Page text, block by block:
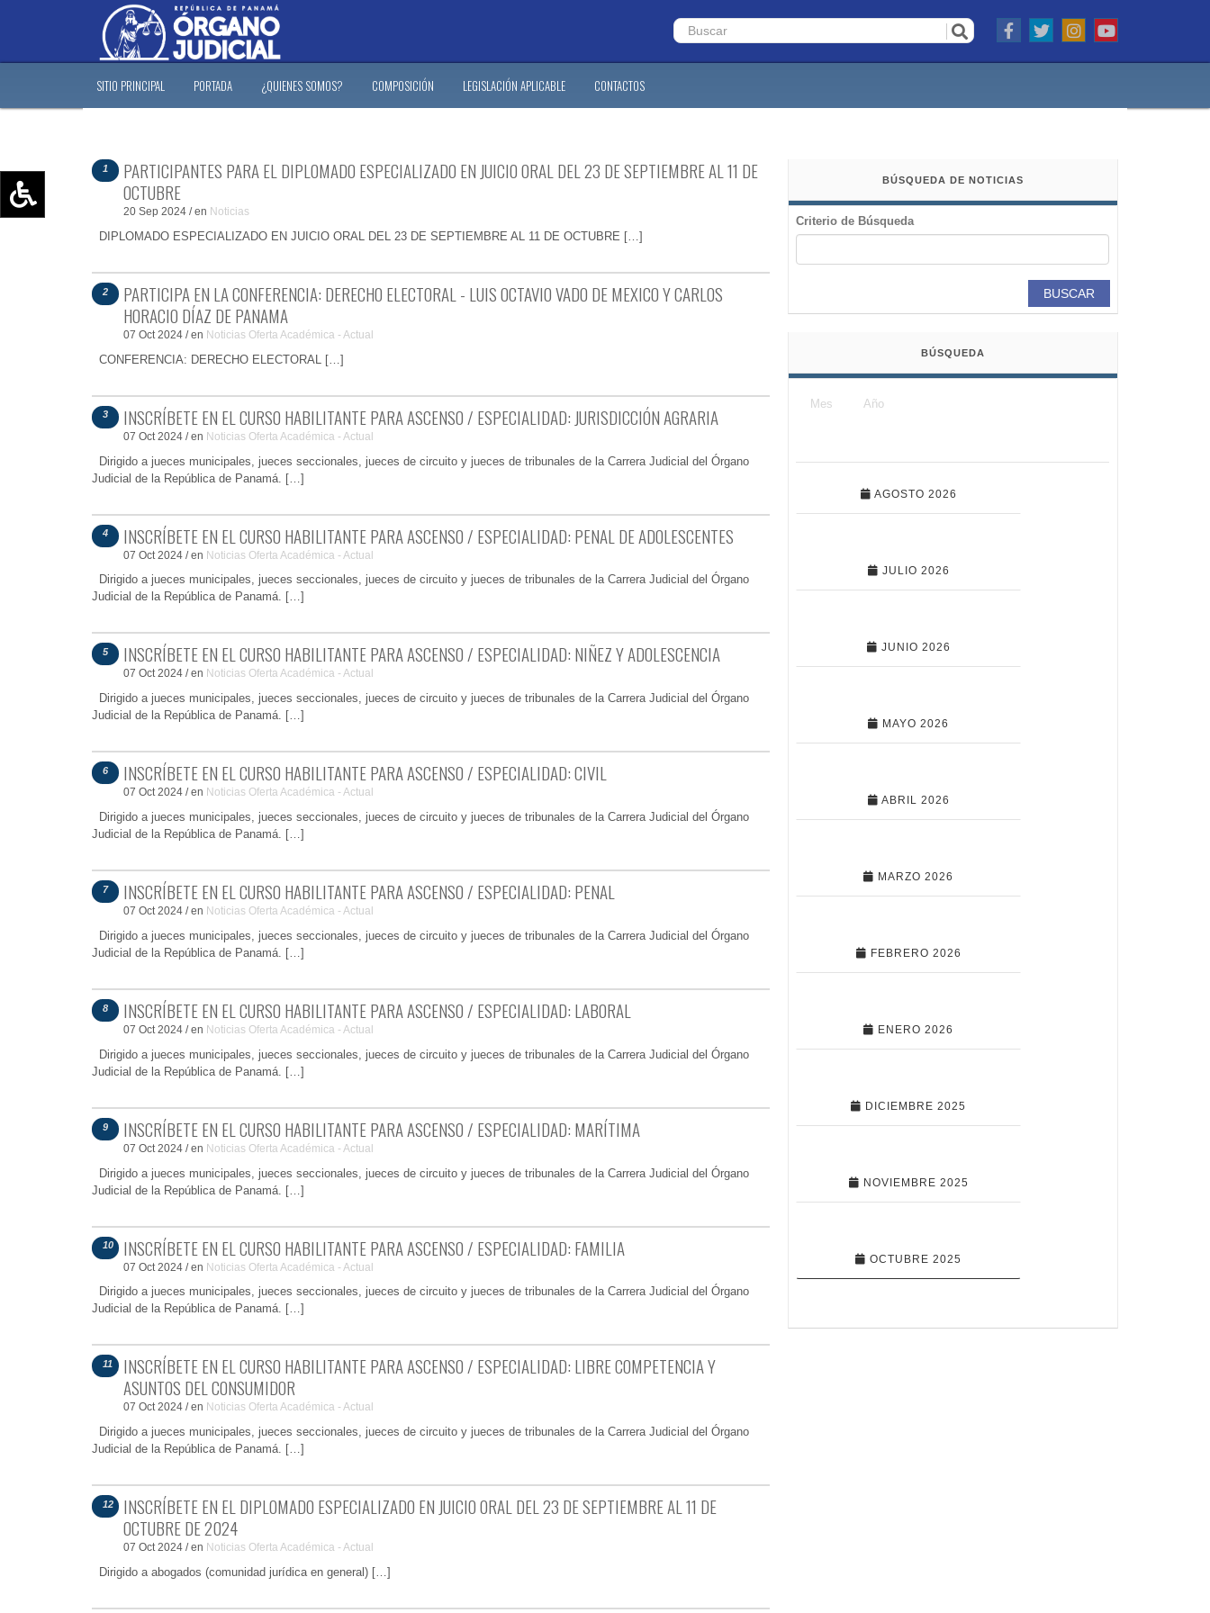
Aumentar texto (+)
Restablecer texto
Escala de Brillo
SITIO PRINCIPAL PORTADA ¿QUIENES SOMOS? COMPOSICIÓN LEGISLACIÓN APLICABLE CONTACTOS
1
PARTICIPANTES PARA EL DIPLOMADO ESPECIALIZADO EN JUICIO ORAL DEL 23 DE SEPTIEMBRE AL 11 DE
OCTUBRE
20 Sep 2024 / en Noticias
DIPLOMADO ESPECIALIZADO EN JUICIO ORAL DEL 23 DE SEPTIEMBRE AL 11 DE OCTUBRE […]
2
PARTICIPA EN LA CONFERENCIA: DERECHO ELECTORAL - LUIS OCTAVIO VADO DE MEXICO Y CARLOS
HORACIO DÍAZ DE PANAMA
07 Oct 2024 / en Noticias Oferta Académica - Actual
CONFERENCIA: DERECHO ELECTORAL […]
3 INSCRÍBETE EN EL CURSO HABILITANTE PARA ASCENSO / ESPECIALIDAD: JURISDICCIÓN AGRARIA
07 Oct 2024 / en Noticias Oferta Académica - Actual
Dirigido a jueces municipales, jueces seccionales, jueces de circuito y jueces de tribunales de la Carrera Judicial del Órgano
Judicial de la República de Panamá. […]
4 INSCRÍBETE EN EL CURSO HABILITANTE PARA ASCENSO / ESPECIALIDAD: PENAL DE ADOLESCENTES
07 Oct 2024 / en Noticias Oferta Académica - Actual
Dirigido a jueces municipales, jueces seccionales, jueces de circuito y jueces de tribunales de la Carrera Judicial del Órgano
Judicial de la República de Panamá. […]
5 INSCRÍBETE EN EL CURSO HABILITANTE PARA ASCENSO / ESPECIALIDAD: NIÑEZ Y ADOLESCENCIA
07 Oct 2024 / en Noticias Oferta Académica - Actual
Dirigido a jueces municipales, jueces seccionales, jueces de circuito y jueces de tribunales de la Carrera Judicial del Órgano
Judicial de la República de Panamá. […]
6 INSCRÍBETE EN EL CURSO HABILITANTE PARA ASCENSO / ESPECIALIDAD: CIVIL
07 Oct 2024 / en Noticias Oferta Académica - Actual
Dirigido a jueces municipales, jueces seccionales, jueces de circuito y jueces de tribunales de la Carrera Judicial del Órgano
Judicial de la República de Panamá. […]
7 INSCRÍBETE EN EL CURSO HABILITANTE PARA ASCENSO / ESPECIALIDAD: PENAL
07 Oct 2024 / en Noticias Oferta Académica - Actual
Dirigido a jueces municipales, jueces seccionales, jueces de circuito y jueces de tribunales de la Carrera Judicial del Órgano
Judicial de la República de Panamá. […]
8 INSCRÍBETE EN EL CURSO HABILITANTE PARA ASCENSO / ESPECIALIDAD: LABORAL
07 Oct 2024 / en Noticias Oferta Académica - Actual
Dirigido a jueces municipales, jueces seccionales, jueces de circuito y jueces de tribunales de la Carrera Judicial del Órgano
Judicial de la República de Panamá. […]
9 INSCRÍBETE EN EL CURSO HABILITANTE PARA ASCENSO / ESPECIALIDAD: MARÍTIMA
07 Oct 2024 / en Noticias Oferta Académica - Actual
Dirigido a jueces municipales, jueces seccionales, jueces de circuito y jueces de tribunales de la Carrera Judicial del Órgano
Judicial de la República de Panamá. […]
10 INSCRÍBETE EN EL CURSO HABILITANTE PARA ASCENSO / ESPECIALIDAD: FAMILIA
07 Oct 2024 / en Noticias Oferta Académica - Actual
Dirigido a jueces municipales, jueces seccionales, jueces de circuito y jueces de tribunales de la Carrera Judicial del Órgano
Judicial de la República de Panamá. […]
11
INSCRÍBETE EN EL CURSO HABILITANTE PARA ASCENSO / ESPECIALIDAD: LIBRE COMPETENCIA Y
ASUNTOS DEL CONSUMIDOR
07 Oct 2024 / en Noticias Oferta Académica - Actual
Dirigido a jueces municipales, jueces seccionales, jueces de circuito y jueces de tribunales de la Carrera Judicial del Órgano
Judicial de la República de Panamá. […]
12
INSCRÍBETE EN EL DIPLOMADO ESPECIALIZADO EN JUICIO ORAL DEL 23 DE SEPTIEMBRE AL 11 DE
OCTUBRE DE 2024
07 Oct 2024 / en Noticias Oferta Académica - Actual
Dirigido a abogados (comunidad jurídica en general) […]
BÚSQUEDA DE NOTICIAS
Criterio de Búsqueda
BUSCAR
BÚSQUEDA
Mes Año
AGOSTO 2026
JULIO 2026
JUNIO 2026
MAYO 2026
ABRIL 2026
MARZO 2026
FEBRERO 2026
ENERO 2026
DICIEMBRE 2025
NOVIEMBRE 2025
OCTUBRE 2025